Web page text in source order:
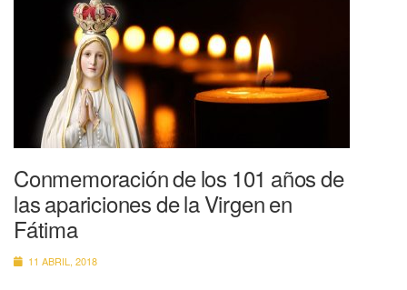
Conmemoración de los 101 años de
las apariciones de la Virgen en
Fátima
11 ABRIL, 2018